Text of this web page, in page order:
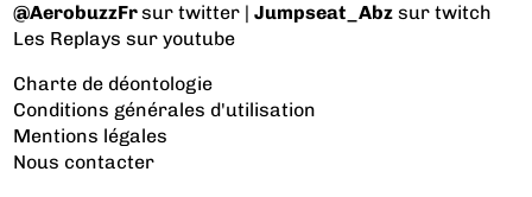
@AerobuzzFrsur twitter |Jumpseat_Abz sur twitch
Les Replays sur youtube
Charte de déontologie
Conditions générales d'utilisation
Mentions légales
Nous contacter